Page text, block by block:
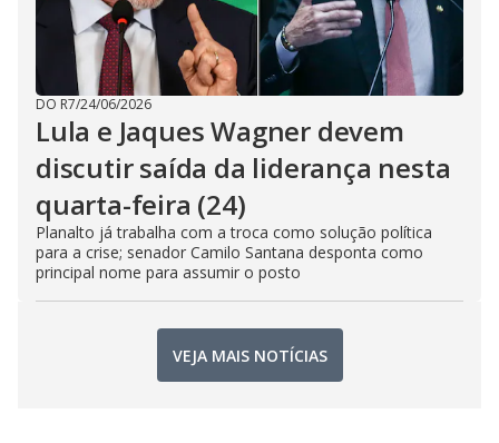
DO R7/24/06/2026
Lula e Jaques Wagner devem
discutir saída da liderança nesta
quarta-feira (24)
Planalto já trabalha com a troca como solução política
para a crise; senador Camilo Santana desponta como
principal nome para assumir o posto
VEJA MAIS NOTÍCIAS